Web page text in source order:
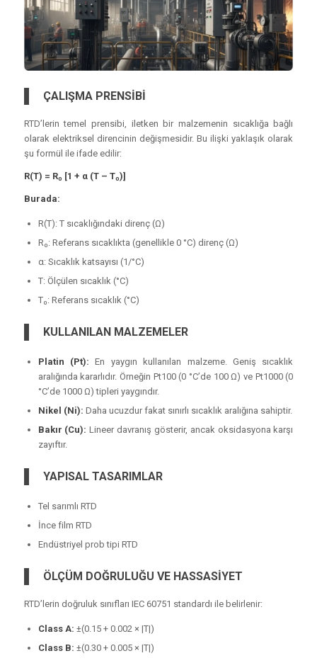
ÇALIŞMA PRENSİBİ
RTD’lerin temel prensibi, iletken bir malzemenin sıcaklığa bağlı
olarak elektriksel direncinin değişmesidir. Bu ilişki yaklaşık olarak
şu formül ile ifade edilir:
R(T) = R₀ [1 + α (T – T₀)]
Burada:
R(T): T sıcaklığındaki direnç (Ω)
R₀: Referans sıcaklıkta (genellikle 0 °C) direnç (Ω)
α: Sıcaklık katsayısı (1/°C)
T: Ölçülen sıcaklık (°C)
T₀: Referans sıcaklık (°C)
KULLANILAN MALZEMELER
Platin (Pt): En yaygın kullanılan malzeme. Geniş sıcaklık
aralığında kararlıdır. Örneğin Pt100 (0 °C’de 100 Ω) ve Pt1000 (0
°C’de 1000 Ω) tipleri yaygındır.
Nikel (Ni): Daha ucuzdur fakat sınırlı sıcaklık aralığına sahiptir.
Bakır (Cu): Lineer davranış gösterir, ancak oksidasyona karşı
zayıftır.
YAPISAL TASARIMLAR
Tel sarımlı RTD
İnce film RTD
Endüstriyel prob tipi RTD
ÖLÇÜM DOĞRULUĞU VE HASSASİYET
RTD’lerin doğruluk sınıfları IEC 60751 standardı ile belirlenir:
Class A: ±(0.15 + 0.002 × |T|)
Class B: ±(0.30 + 0.005 × |T|)